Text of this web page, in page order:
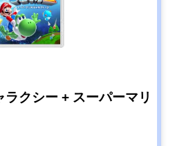
クシー + スーパーマリ